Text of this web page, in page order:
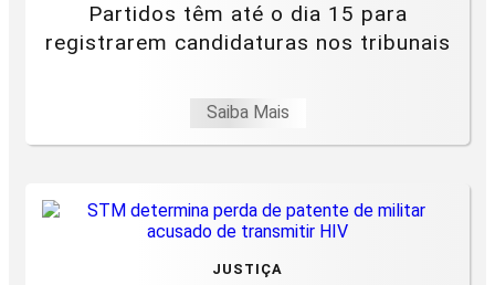
Partidos têm até o dia 15 para
registrarem candidaturas nos tribunais
Saiba Mais
JUSTIÇA